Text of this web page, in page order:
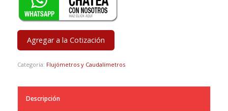
Agregar a la Cotización
Categoría: Flujómetros y Caudalímetros
Descripción